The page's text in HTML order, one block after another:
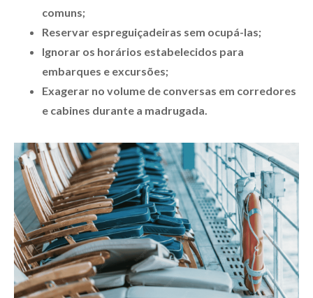
comuns;
Reservar espreguiçadeiras sem ocupá-las;
Ignorar os horários estabelecidos para
embarques e excursões;
Exagerar no volume de conversas em corredores
e cabines durante a madrugada.